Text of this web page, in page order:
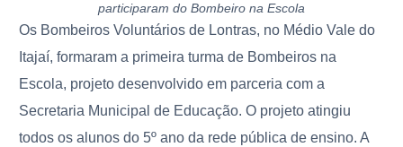
participaram do Bombeiro na Escola
Os Bombeiros Voluntários de Lontras, no Médio Vale do
Itajaí, formaram a primeira turma de Bombeiros na
Escola, projeto desenvolvido em parceria com a
Secretaria Municipal de Educação. O projeto atingiu
todos os alunos do 5º ano da rede pública de ensino. A